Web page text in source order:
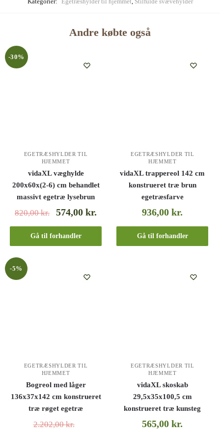
Andre købte også
-30%
EGETRÆSHYLDER TIL
HJEMMET
vidaXL væghylde
200x60x(2-6) cm behandlet
massivt egetræ lysebrun
820,00kr. 574,00kr.
Gå til forhandler
EGETRÆSHYLDER TIL
HJEMMET
vidaXL trappereol 142 cm
konstrueret træ brun
egetræsfarve
936,00kr.
Gå til forhandler
-5%
EGETRÆSHYLDER TIL
HJEMMET
Bogreol med låger
136x37x142 cm konstrueret
træ røget egetræ
2.202,00kr.
EGETRÆSHYLDER TIL
HJEMMET
vidaXL skoskab
29,5x35x100,5 cm
konstrueret træ kunsteg
565,00kr.